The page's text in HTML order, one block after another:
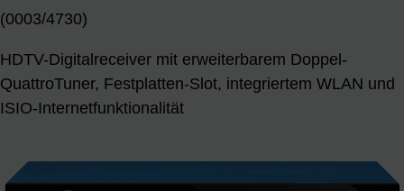
(0003/4730)
HDTV-Digitalreceiver mit erweiterbarem Doppel-
QuattroTuner, Festplatten-Slot, integriertem WLAN und
ISIO-Internetfunktionalität